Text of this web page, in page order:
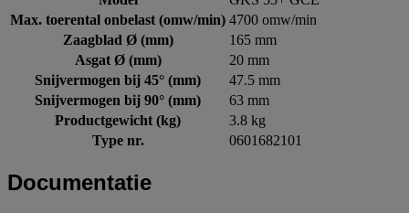
Max. toerental onbelast (omw/min) 4700 omw/min
Zaagblad Ø (mm)
165 mm
Asgat Ø (mm)
20 mm
Snijvermogen bij 45° (mm)
47.5 mm
Snijvermogen bij 90° (mm)
63 mm
Productgewicht (kg)
3.8 kg
Type nr.
0601682101
Documentatie